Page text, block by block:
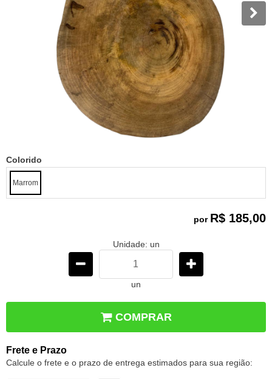
Colorido
Marrom
por R$ 185,00
Unidade: un
un
COMPRAR
Frete e Prazo
Calcule o frete e o prazo de entrega estimados para sua região: